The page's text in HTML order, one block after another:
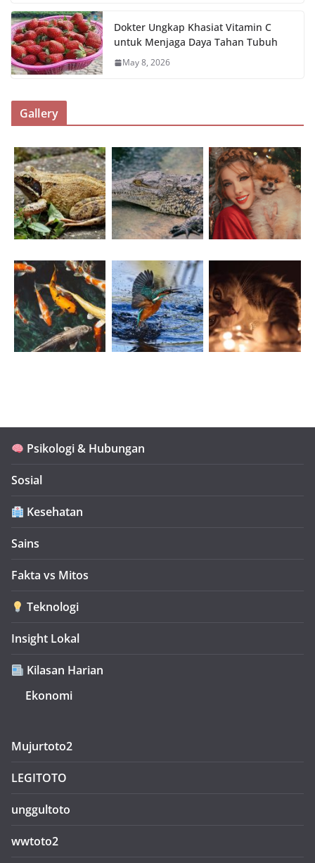
Dokter Ungkap Khasiat Vitamin C
untuk Menjaga Daya Tahan Tubuh
May 8, 2026
Gallery
Psikologi & Hubungan
Sosial
Kesehatan
Sains
Fakta vs Mitos
Teknologi
Insight Lokal
Kilasan Harian
Ekonomi
Mujurtoto2
LEGITOTO
unggultoto
wwtoto2